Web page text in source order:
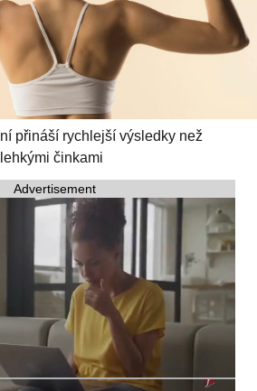
přináší rychlejší výsledky než
činkami
Advertisement